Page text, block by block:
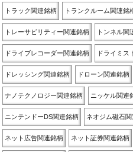
トラック関連銘柄 トランクルーム関連銘
トレーサビリティー関連銘柄 トンネル関
ドライブレコーダー関連銘柄 ドライミス
ドレッシング関連銘柄 ドローン関連銘柄
ナノテクノロジー関連銘柄 ニッケル関連
ニンテンドーDS関連銘柄 ネオジム磁石
ネット広告関連銘柄 ネット証券関連銘柄